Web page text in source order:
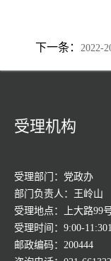
下一条： 2022-
受理机构
受理部门：党政办
部门负责人：王岭山
受理地点：上大路99
受理时间：9:00-
邮政编码：200444